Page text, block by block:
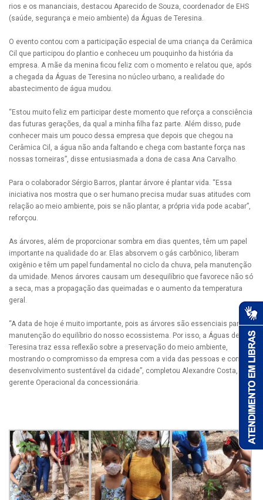
rios e os mananciais, destacou Aparecido de Souza, coordenador de EHS
(saúde, segurança e meio ambiente) da Águas de Teresina.
O evento contou com a participação especial de uma criança da Cerâmica
Cil que participou do plantio e conheceu um pouquinho da história da
empresa. A mãe da menina ficou feliz com o momento e relatou que, após
a chegada da Águas de Teresina no núcleo urbano, a realidade do
abastecimento de água mudou.
“Estou muito feliz em participar deste momento que reforça a consciência
das futuras gerações, da qual a minha filha faz parte. Além disso, pude
conhecer mais um pouco dessa empresa que depois que chegou na
Cerâmica Cil, a água não anda faltando e chega com bastante força nas
nossas torneiras”, disse entusiasmada a dona de casa Ana Carvalho.
Para o colaborador Sérgio Barros, plantar árvore é plantar vida. “Essa
iniciativa nos mostra que o ser humano precisa mudar suas atitudes com
relação ao meio ambiente, pois se não plantar, a própria vida pode acabar”,
reforçou.
As árvores, além de proporcionar sombra em dias quentes, têm um papel
importante na qualidade do ar. Elas absorvem o gás carbônico, liberam
oxigênio e têm um papel fundamental no ciclo da chuva, pela manutenção
da umidade. Menos árvores causam um desequilíbrio que favorece não só
a seca, mas a propagação das queimadas e o aumento da temperatura
geral.
“A data de hoje é muito importante, pois as árvores são essenciais para a
manutenção do equilíbrio do nosso ecossistema. Por isso, a Águas de
Teresina traz essa reflexão sobre a preservação do meio ambiente,
mostrando o compromisso da empresa com a vida das pessoas e com o
desenvolvimento sustentável da cidade”, completou Alexandre Costa,
gerente Operacional da concessionária.